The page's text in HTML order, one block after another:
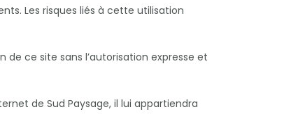
Les risques liés à cette utilisation
ce site sans l’autorisation expresse et
de Sud Paysage, il lui appartiendra